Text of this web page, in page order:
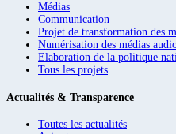
Médias
Communication
Projet de transformation des
Numérisation des médias
Elaboration de la politique
Tous les projets
Actualités & Transparence
Toutes les actualités